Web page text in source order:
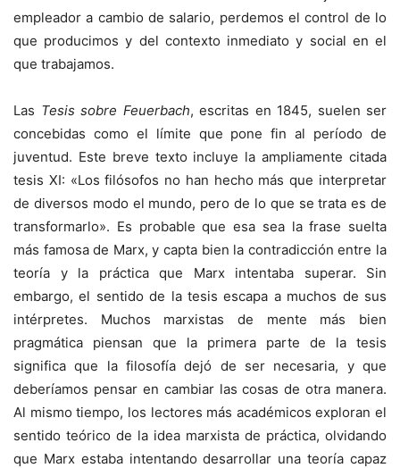
empleador a cambio de salario, perdemos el control de lo
que producimos y del contexto inmediato y social en el
que trabajamos.
Las Tesis sobre Feuerbach, escritas en 1845, suelen ser
concebidas como el límite que pone fin al período de
juventud. Este breve texto incluye la ampliamente citada
tesis XI: «Los filósofos no han hecho más que interpretar
de diversos modo el mundo, pero de lo que se trata es de
transformarlo». Es probable que esa sea la frase suelta
más famosa de Marx, y capta bien la contradicción entre la
teoría y la práctica que Marx intentaba superar. Sin
embargo, el sentido de la tesis escapa a muchos de sus
intérpretes. Muchos marxistas de mente más bien
pragmática piensan que la primera parte de la tesis
significa que la filosofía dejó de ser necesaria, y que
deberíamos pensar en cambiar las cosas de otra manera.
Al mismo tiempo, los lectores más académicos exploran el
sentido teórico de la idea marxista de práctica, olvidando
que Marx estaba intentando desarrollar una teoría capaz